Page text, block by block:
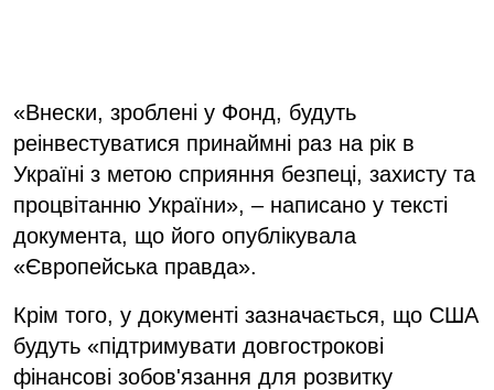
«Внески, зроблені у Фонд, будуть
реінвестуватися принаймні раз на рік в
Україні з метою сприяння безпеці, захисту та
процвітанню України», – написано у тексті
документа, що його опублікувала
«Європейська правда».
Крім того, у документі зазначається, що США
будуть «підтримувати довгострокові
фінансові зобов'язання для розвитку